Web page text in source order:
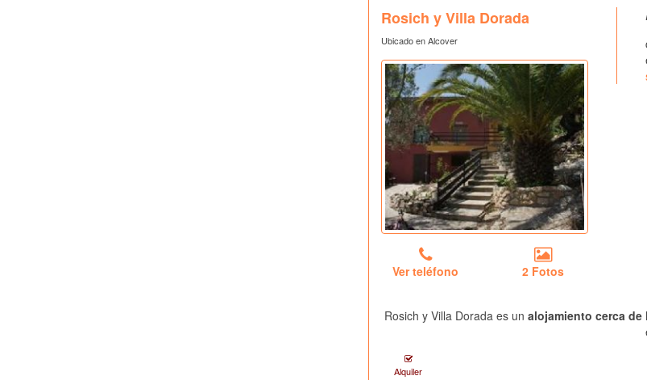
Rosich y Villa Dorada
Ubicado en Alcover
Ver teléfono 2 Fotos
Rosich y Villa Dorada es un alojamiento cerca de
Alquiler